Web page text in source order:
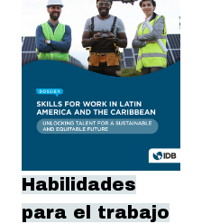
Habilidades
para el trabajo